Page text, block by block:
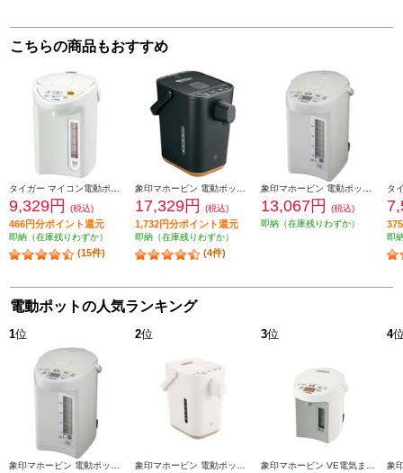
こちらの商品もおすすめ
タイガー マイコン電動ポット【3L/保温3段階/節電タイマー/省スチーム沸とう/ホワイト】 PDR-G301-W
9,329円 (税込)
466円分ポイント還元
即納（在庫残りわずか）
(15件)
象印マホービン 電動ポット 「STAN.」【ハイスピード沸騰/70℃90℃保温/1.2L/ブラック】 CP-CA12-BA
17,329円 (税込)
1,732円分ポイント還元
即納（在庫残りわずか）
(4件)
象印マホービン 電動ポット [大容量5.0L/ホワイトグレー] CDSE50-WG
13,067円
(税込)
即納（在庫残りわずか）
即
電動ポットの人気ランキング
1位
象印マホービン 電動ポット [大容量5.0L/ホワイトグレー] CDSE50-WG
2位
象印マホービン 電動ポット 「STAN.」【ハイスピード沸騰/70℃90℃保温/1.2L/ホワイト】 CP-CA12-WA
3位
象印マホービン VE電気まほうびん 優湯生(ゆうとうせい)【電気ポット/2.2L/まほうびん保温/905W沸騰/コードレス給湯/ホワイト】 CV-GV22-WA
4